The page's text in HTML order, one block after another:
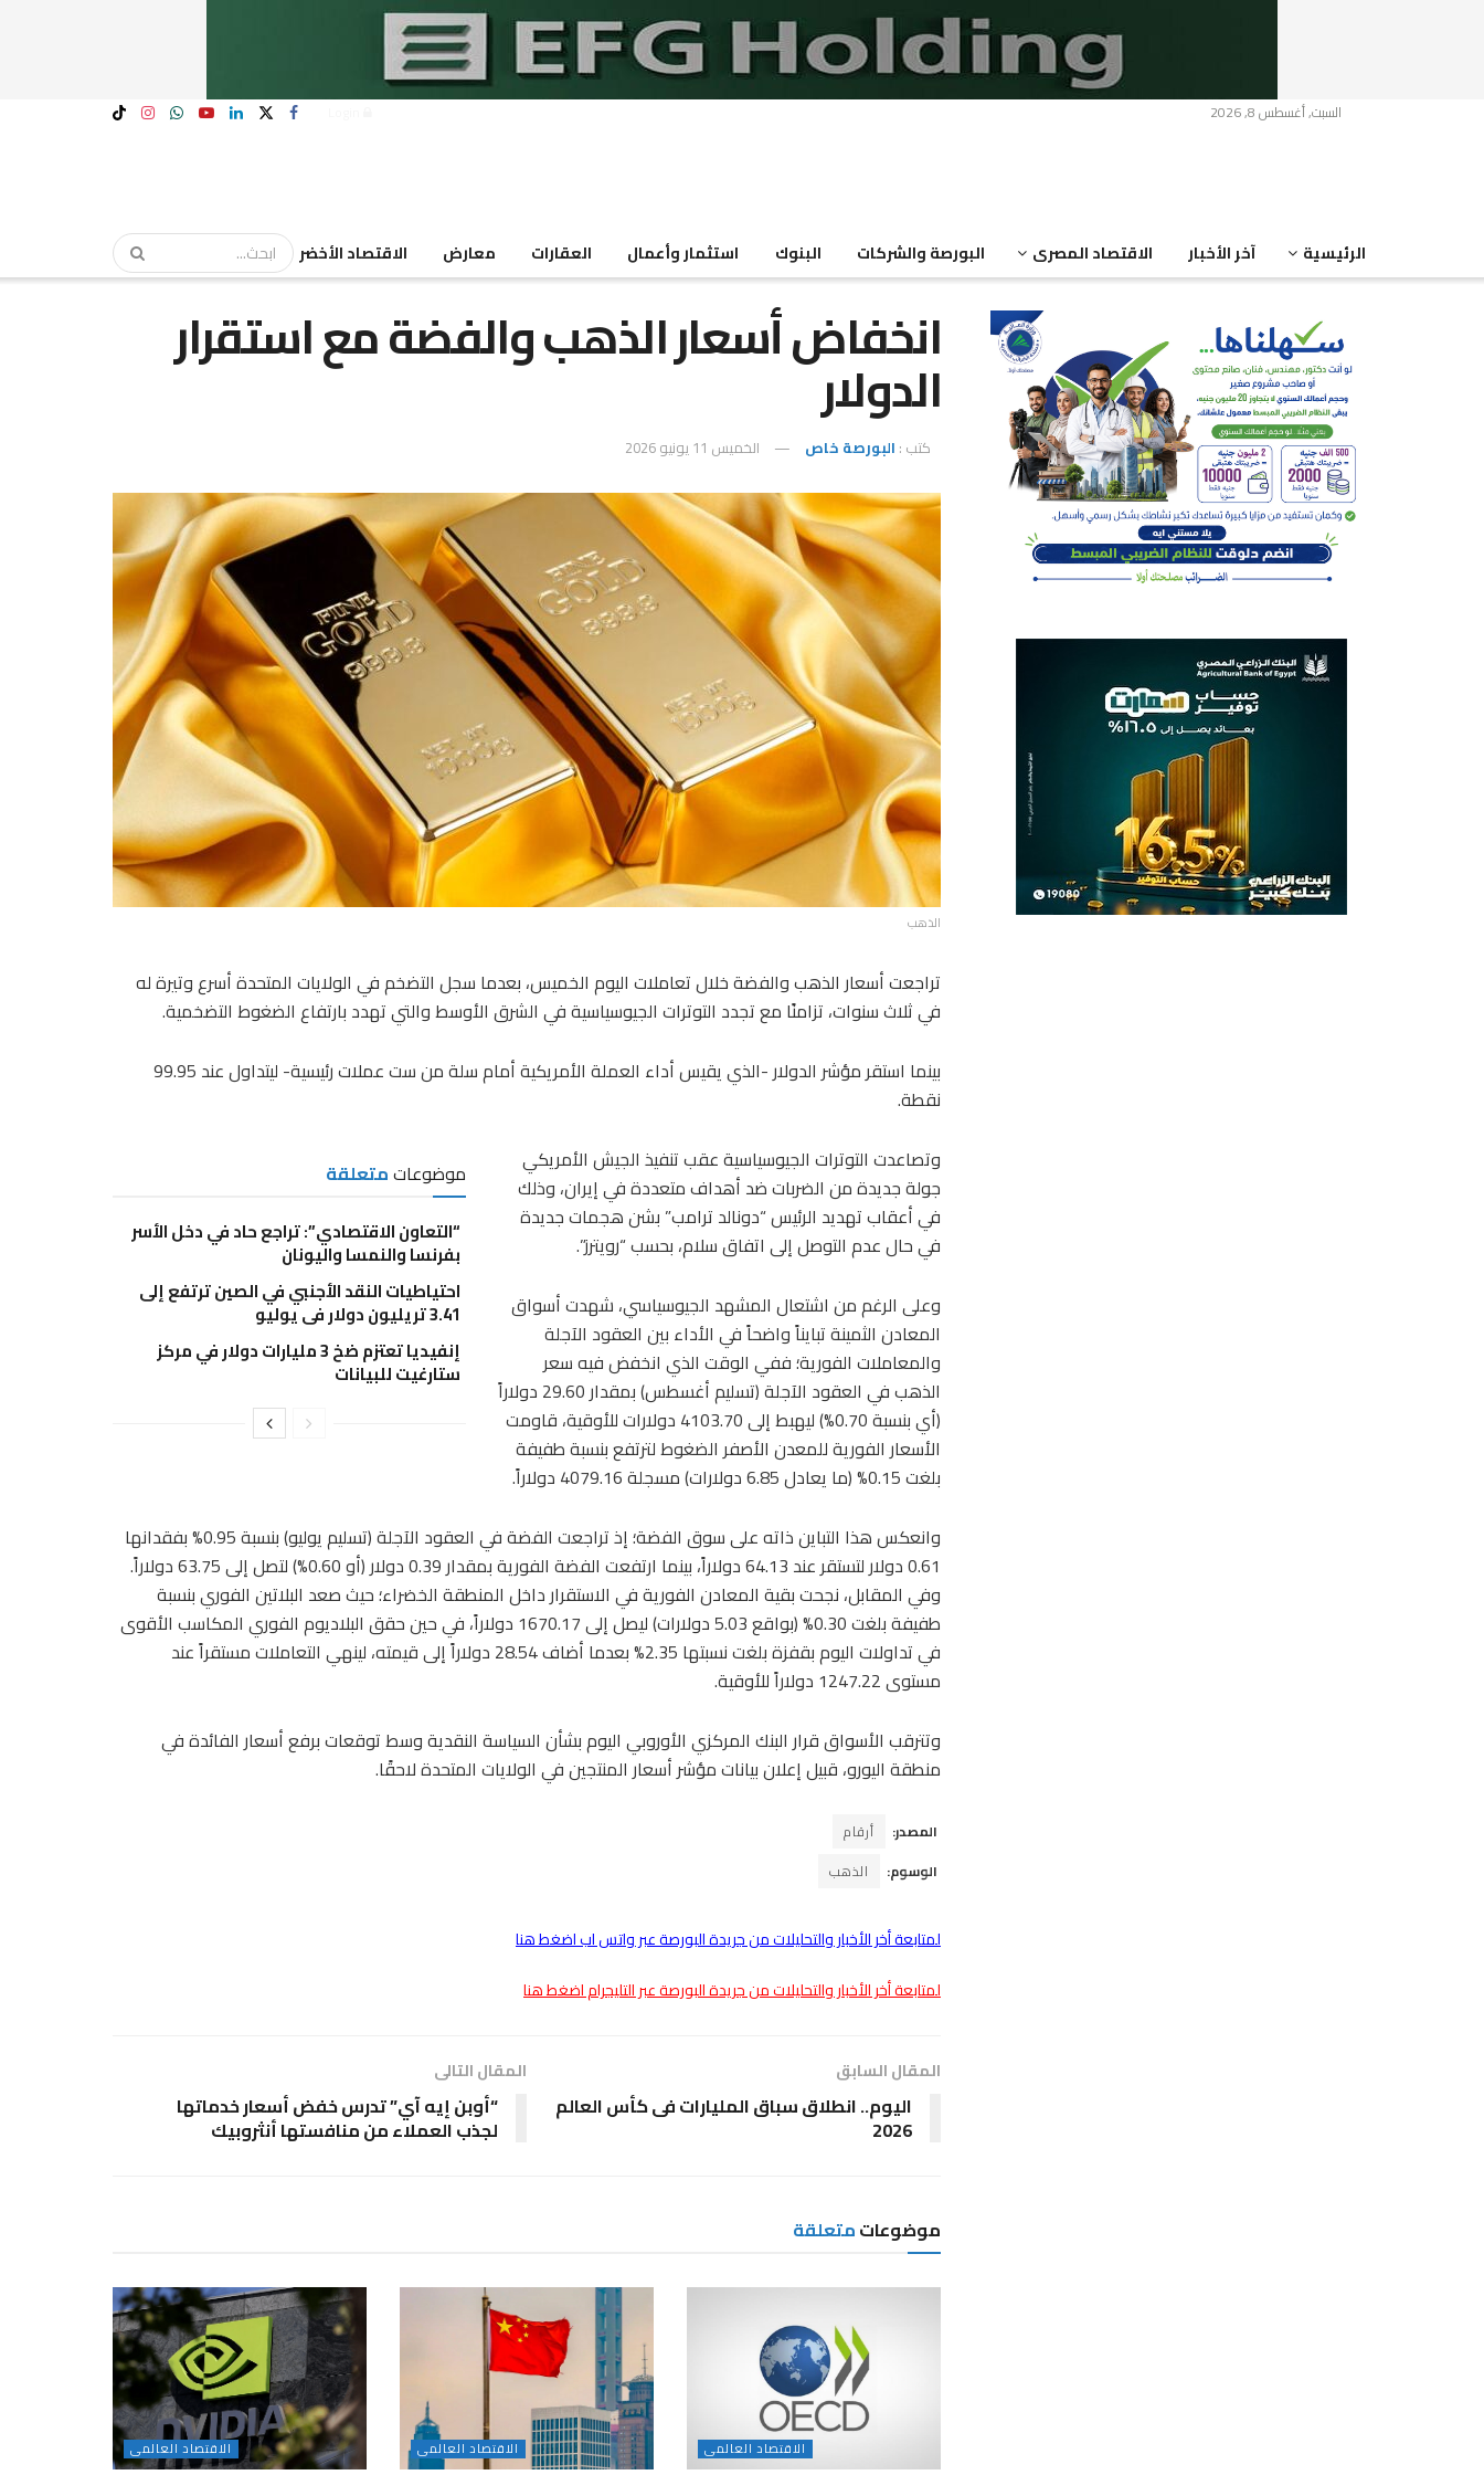
السبت, أغسطس 8, 2026
الرئيسية آخر الأخبار الاقتصاد المصرى البورصة والشركات البنوك استثمار وأعمال العقارات معارض الاقتصاد الأخضر
انخفاض أسعار الذهب والفضة مع استقرار
الدولار
كتب : البورصة خاص الخميس 11 يونيو 2026
الذهب
تراجعت أسعار الذهب والفضة خلال تعاملات اليوم الخميس، بعدما سجل التضخم في الولايات المتحدة أسرع وتيرة له
في ثلاث سنوات، تزامنًا مع تجدد التوترات الجيوسياسية في الشرق الأوسط والتي تهدد بارتفاع الضغوط التضخمية.
بينما استقر مؤشر الدولار -الذي يقيس أداء العملة الأمريكية أمام سلة من ست عملات رئيسية- ليتداول عند 99.95
نقطة.
موضوعاتمتعلقة
“التعاون الاقتصادي”: تراجع حاد في دخل الأسر
بفرنسا والنمسا واليونان
احتياطيات النقد الأجنبي في الصين ترتفع إلى
3.41 تريليون دولار في يوليو
إنفيديا تعتزم ضخ 3 مليارات دولار في مركز
ستارغيت للبيانات
وتصاعدت التوترات الجيوسياسية عقب تنفيذ الجيش الأمريكي
جولة جديدة من الضربات ضد أهداف متعددة في إيران، وذلك
في أعقاب تهديد الرئيس “دونالد ترامب” بشن هجمات جديدة
في حال عدم التوصل إلى اتفاق سلام، بحسب “رويترز”.
وعلى الرغم من اشتعال المشهد الجيوسياسي، شهدت أسواق
المعادن الثمينة تبايناً واضحاً في الأداء بين العقود الآجلة
والمعاملات الفورية؛ ففي الوقت الذي انخفض فيه سعر
الذهب في العقود الآجلة (تسليم أغسطس) بمقدار 29.60 دولاراً
(أي بنسبة 0.70%) ليهبط إلى 4103.70 دولارات للأوقية، قاومت
الأسعار الفورية للمعدن الأصفر الضغوط لترتفع بنسبة طفيفة
بلغت 0.15% (ما يعادل 6.85 دولارات) مسجلة 4079.16 دولاراً.
وانعكس هذا التباين ذاته على سوق الفضة؛ إذ تراجعت الفضة في العقود الآجلة (تسليم يوليو) بنسبة 0.95% بفقدانها
0.61 دولار لتستقر عند 64.13 دولاراً، بينما ارتفعت الفضة الفورية بمقدار 0.39 دولار (أو 0.60%) لتصل إلى 63.75 دولاراً.
وفي المقابل، نجحت بقية المعادن الفورية في الاستقرار داخل المنطقة الخضراء؛ حيث صعد البلاتين الفوري بنسبة
طفيفة بلغت 0.30% (بواقع 5.03 دولارات) ليصل إلى 1670.17 دولاراً، في حين حقق البلاديوم الفوري المكاسب الأقوى
في تداولات اليوم بقفزة بلغت نسبتها 2.35% بعدما أضاف 28.54 دولاراً إلى قيمته، لينهي التعاملات مستقراً عند
مستوى 1247.22 دولاراً للأوقية.
وتترقب الأسواق قرار البنك المركزي الأوروبي اليوم بشأن السياسة النقدية وسط توقعات برفع أسعار الفائدة في
منطقة اليورو، قبيل إعلان بيانات مؤشر أسعار المنتجين في الولايات المتحدة لاحقًا.
المصدر:
أرقام
الوسوم:
الذهب
لمتابعة أخر الأخبار والتحليلات من جريدة البورصة عبر واتس اب اضغط هنا
لمتابعة أخر الأخبار والتحليلات من جريدة البورصة عبر التليجرام اضغط هنا
المقال السابق
اليوم.. انطلاق سباق المليارات فى كأس العالم
2026
المقال التالى
“أوبن إيه آي” تدرس خفض أسعار خدماتها
لجذب العملاء من منافستها أنثروبيك
موضوعاتمتعلقة
الاقتصاد العالمى الاقتصاد العالمى الاقتصاد العالمى